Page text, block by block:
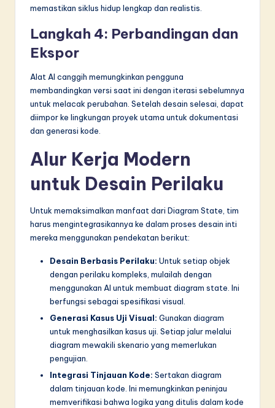
memastikan siklus hidup lengkap dan realistis.
Langkah 4: Perbandingan dan
Ekspor
Alat AI canggih memungkinkan pengguna
membandingkan versi saat ini dengan iterasi sebelumnya
untuk melacak perubahan. Setelah desain selesai, dapat
diimpor ke lingkungan proyek utama untuk dokumentasi
dan generasi kode.
Alur Kerja Modern
untuk Desain Perilaku
Untuk memaksimalkan manfaat dari Diagram State, tim
harus mengintegrasikannya ke dalam proses desain inti
mereka menggunakan pendekatan berikut:
Desain Berbasis Perilaku: Untuk setiap objek
dengan perilaku kompleks, mulailah dengan
menggunakan AI untuk membuat diagram state. Ini
berfungsi sebagai spesifikasi visual.
Generasi Kasus Uji Visual: Gunakan diagram
untuk menghasilkan kasus uji. Setiap jalur melalui
diagram mewakili skenario yang memerlukan
pengujian.
Integrasi Tinjauan Kode: Sertakan diagram
dalam tinjauan kode. Ini memungkinkan peninjau
memverifikasi bahwa logika yang ditulis dalam kode